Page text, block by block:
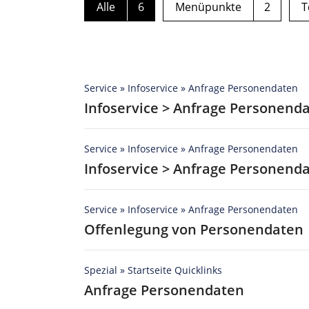
Alle 6 Menüpunkte 2
Service » Infoservice » Anfrage Personendaten
Infoservice > Anfrage
Service » Infoservice » Anfrage Personendaten
Infoservice > Anfrage
Service » Infoservice » Anfrage Personendaten
Offenlegung von Personendaten
Spezial » Startseite Quicklinks
Anfrage Personendaten